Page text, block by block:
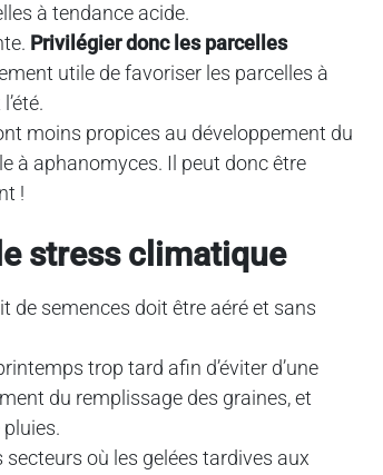
à tendance acide.
Privilégier donc les parcelles
utile de favoriser les parcelles à
moins propices au développement du
à aphanomyces. Il peut donc être
!
stress climatique
de semences doit être aéré et sans
trop tard afin d’éviter d’une
du remplissage des graines, et
où les gelées tardives aux